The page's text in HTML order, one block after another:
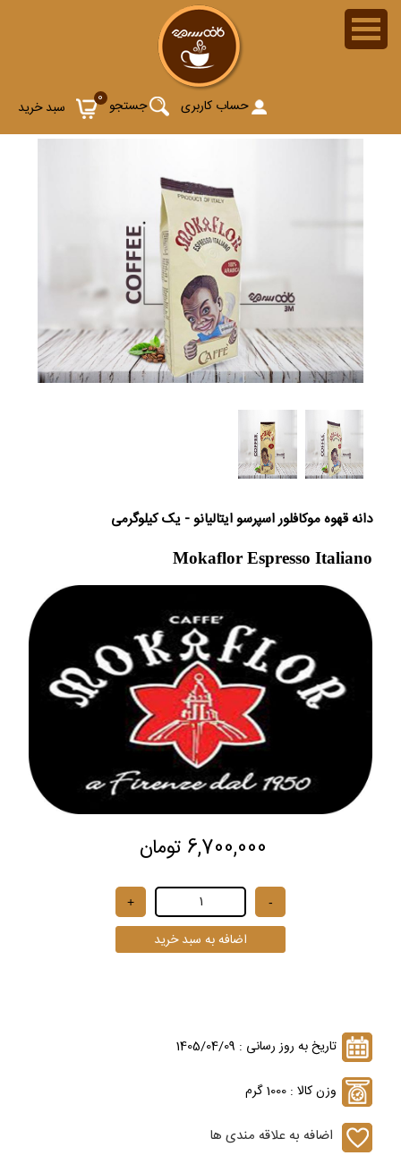
0 سبد خرید جستجو حساب کاربری
دانه قهوه موکافلور اسپرسو ایتالیانو - یک کیلوگرمی
Mokaflor Espresso Italiano
6,700,000 تومان
تاریخ به روز رسانی : 1405/04/09
وزن کالا : 1000 گرم
اضافه به علاقه مندی ها